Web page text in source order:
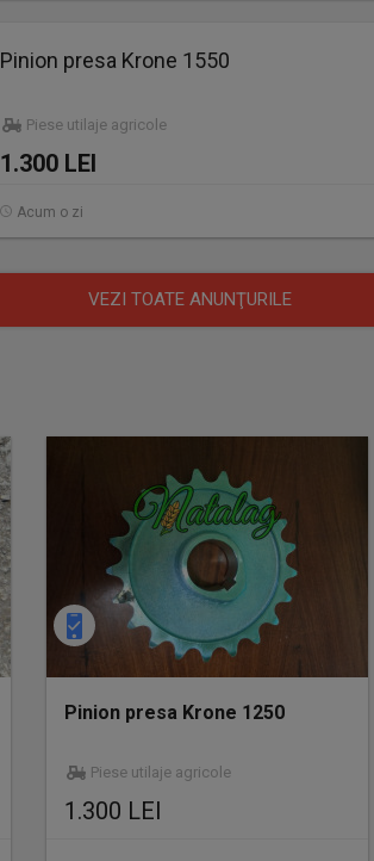
Pinion presa Krone 1550
Piese utilaje agricole
1.300 LEI
Acum o zi
VEZI TOATE ANUNŢURILE
Pinion presa Krone 1250
Piese utilaje agricole
1.300 LEI